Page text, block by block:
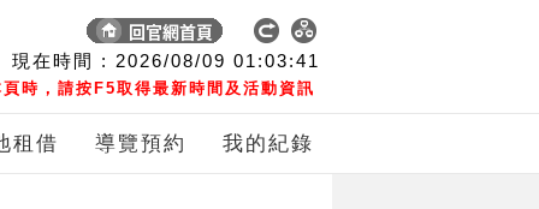
現在時間 : 2026/08/09 01:03:41
時，請按F5取得最新時間及活動資訊
租借 導覽預約 我的紀錄